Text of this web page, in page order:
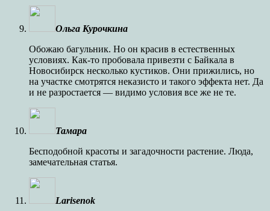
Ольга Курочкина
Обожаю багульник. Но он красив в естественных
условиях. Как-то пробовала привезти с Байкала в
Новосибирск несколько кустиков. Они прижились, но
на участке смотрятся неказисто и такого эффекта нет. Да
и не разростается — видимо условия все же не те.
Тамара
Бесподобной красоты и загадочности растение. Люда,
замечательная статья.
Larisenok